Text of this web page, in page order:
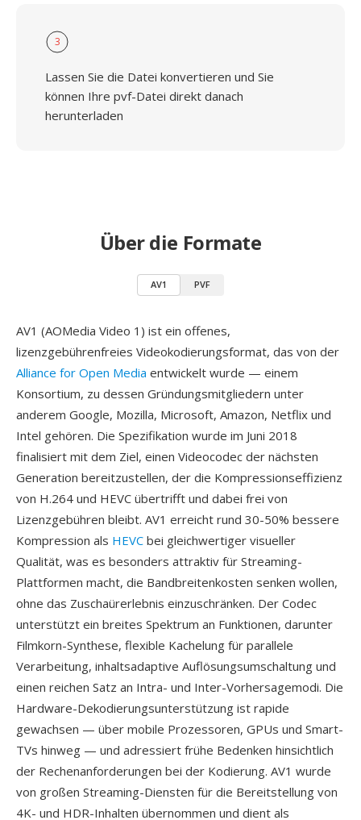
3
Lassen Sie die Datei konvertieren und Sie
können Ihre pvf-Datei direkt danach
herunterladen
Über die Formate
AV1 PVF
AV1 (AOMedia Video 1) ist ein offenes,
lizenzgebührenfreies Videokodierungsformat, das von der
Alliance for Open Media entwickelt wurde — einem
Konsortium, zu dessen Gründungsmitgliedern unter
anderem Google, Mozilla, Microsoft, Amazon, Netflix und
Intel gehören. Die Spezifikation wurde im Juni 2018
finalisiert mit dem Ziel, einen Videocodec der nächsten
Generation bereitzustellen, der die Kompressionseffizienz
von H.264 und HEVC übertrifft und dabei frei von
Lizenzgebühren bleibt. AV1 erreicht rund 30-50% bessere
Kompression als HEVC bei gleichwertiger visueller
Qualität, was es besonders attraktiv für Streaming-
Plattformen macht, die Bandbreitenkosten senken wollen,
ohne das Zuschaürerlebnis einzuschränken. Der Codec
unterstützt ein breites Spektrum an Funktionen, darunter
Filmkorn-Synthese, flexible Kachelung für parallele
Verarbeitung, inhaltsadaptive Auflösungsumschaltung und
einen reichen Satz an Intra- und Inter-Vorhersagemodi. Die
Hardware-Dekodierungsunterstützung ist rapide
gewachsen — über mobile Prozessoren, GPUs und Smart-
TVs hinweg — und adressiert frühe Bedenken hinsichtlich
der Rechenanforderungen bei der Kodierung. AV1 wurde
von großen Streaming-Diensten für die Bereitstellung von
4K- und HDR-Inhalten übernommen und dient als